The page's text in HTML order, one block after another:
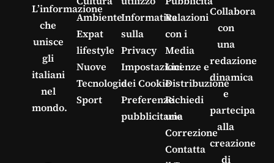
L’informazione
che
unisce
gli
italiani
nel
mondo.
Ambiente
Expat
lifestyle
Nuove
Tecnologie
Sport
Informativa
sulla
Privacy
Impostazioni
dei Cookie
Preferenze
pubblicitarie
Relazioni
con i
Media
Licenze e
Distribuzione
Richiedi
una
Correzione
Contatta
Collabora
con
una
redazione
dinamica
e
partecipa
alla
creazione
di